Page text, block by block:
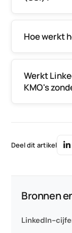
Hoe werkt
Werkt
KMO's
Deel dit artikel
Bronnen
LinkedIn-